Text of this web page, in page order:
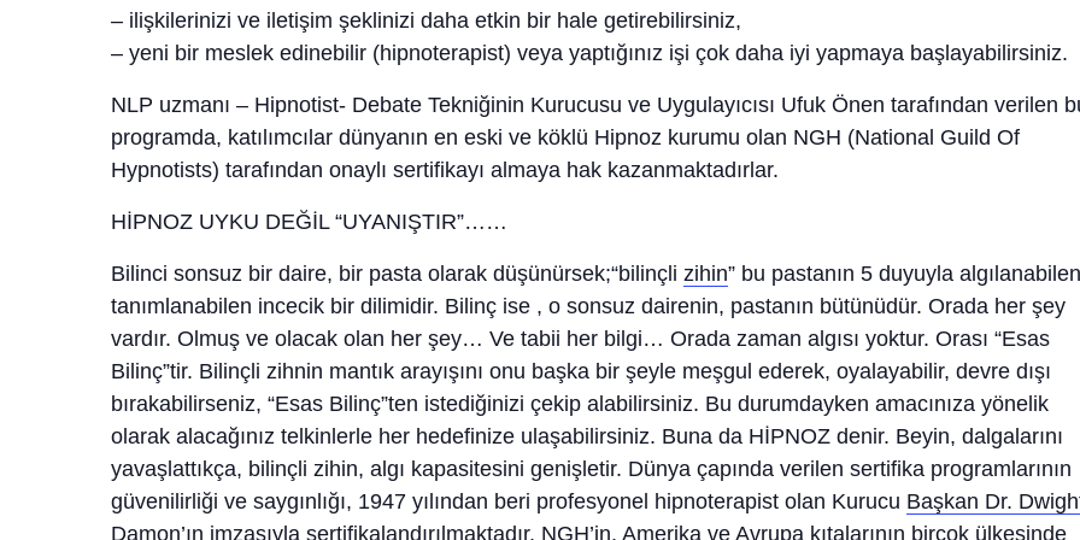
– ilişkilerinizi ve iletişim şeklinizi daha etkin bir hale getirebilirsiniz,
– yeni bir meslek edinebilir (hipnoterapist) veya yaptığınız işi çok daha iyi yapmaya başlayabilirsiniz.
NLP uzmanı – Hipnotist- Debate Tekniğinin Kurucusu ve Uygulayıcısı Ufuk Önen tarafından verilen
programda, katılımcılar dünyanın en eski ve köklü Hipnoz kurumu olan NGH (National Guild Of
Hypnotists) tarafından onaylı sertifikayı almaya hak kazanmaktadırlar.
HİPNOZ UYKU DEĞİL “UYANIŞTIR”……
Bilinci sonsuz bir daire, bir pasta olarak düşünürsek;“bilinçli zihin” bu pastanın 5 duyuyla
tanımlanabilen incecik bir dilimidir. Bilinç ise , o sonsuz dairenin, pastanın bütünüdür. Orada her şey
vardır. Olmuş ve olacak olan her şey… Ve tabii her bilgi… Orada zaman algısı yoktur. Orası “Esas
Bilinç”tir. Bilinçli zihnin mantık arayışını onu başka bir şeyle meşgul ederek, oyalayabilir, devre dışı
bırakabilirseniz, “Esas Bilinç”ten istediğinizi çekip alabilirsiniz. Bu durumdayken amacınıza yönelik
olarak alacağınız telkinlerle her hedefinize ulaşabilirsiniz. Buna da HİPNOZ denir. Beyin, dalgalarını
yavaşlattıkça, bilinçli zihin, algı kapasitesini genişletir. Dünya çapında verilen sertifika programlarının
güvenilirliği ve saygınlığı, 1947 yılından beri profesyonel hipnoterapist olan Kurucu Başkan Dr.
Damon’ın imzasıyla sertifikalandırılmaktadır. NGH’in, Amerika ve Avrupa kıtalarının birçok ülkesinde